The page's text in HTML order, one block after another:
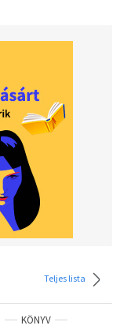
Teljes lista
KÖNYV